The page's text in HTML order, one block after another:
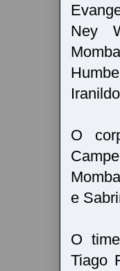
Ney
O
e
O
Tiago